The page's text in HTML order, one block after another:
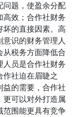
问题，使盈余分配
高效；合作社财务
坏的直接因素。高
识的财务管理人
从税务方面降低合
人员是合作社财务
社迫在眉睫之
益的需要，合作社
更可以对外打造属
范围能更具有竞争